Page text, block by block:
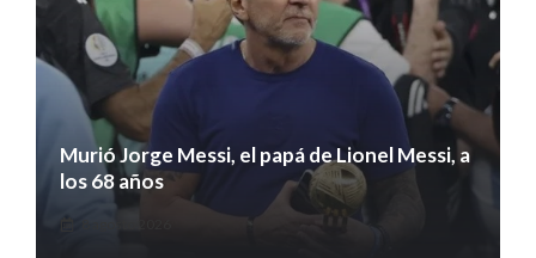
Murió Jorge Messi, el papá de Lionel Messi, a
los 68 años